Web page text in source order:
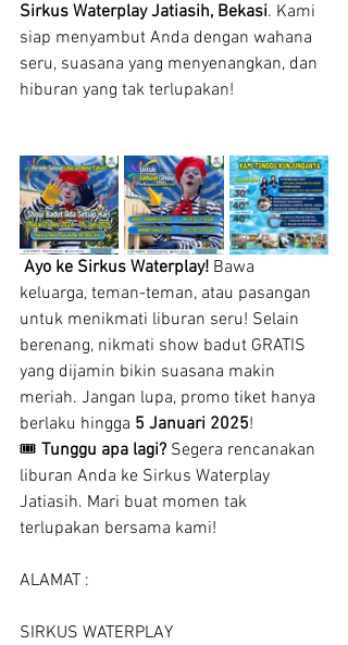
Sirkus Waterplay Jatiasih, Bekasi. Kami
siap menyambut Anda dengan wahana
seru, suasana yang menyenangkan, dan
hiburan yang tak terlupakan!
Ayo ke Sirkus Waterplay! Bawa
keluarga, teman-teman, atau pasangan
untuk menikmati liburan seru! Selain
berenang, nikmati show badut GRATIS
yang dijamin bikin suasana makin
meriah. Jangan lupa, promo tiket hanya
berlaku hingga 5 Januari 2025!
🎟️ Tunggu apa lagi? Segera rencanakan
liburan Anda ke Sirkus Waterplay
Jatiasih. Mari buat momen tak
terlupakan bersama kami!
ALAMAT :
SIRKUS WATERPLAY